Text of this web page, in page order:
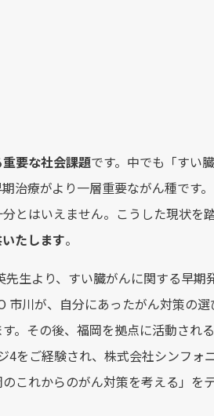
要な社会課題です。中でも「すい臓
治療がより一層重要ながん種です
とはいえません。こうした現状を踏
たします。
生より、すい臓がんに関する早期
川が、自分にあったがん対策の選
。その後、福岡を拠点に活動され
4をご経験され、株式会社シンフォ
これからのがん対策を考える」を